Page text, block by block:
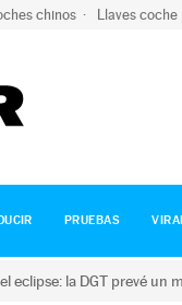
chinos Llaves coche
PRUEBAS
eclipse: la DGT prevé